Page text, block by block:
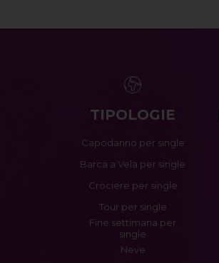
TIPOLOGIE
Capodanno per single
Barca a Vela per single
Crociere per single
Tour per single
Fine settimana per
single
Neve